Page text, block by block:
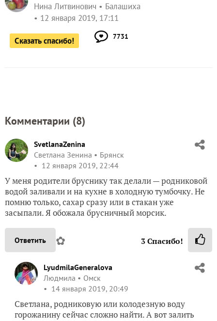
Нина Литвинович
Балашиха
12 января 2019, 17:11
Сказать спасибо! 7731
Комментарии (8)
SvetlanaZenina
Светлана Зенина
Брянск
12 января 2019, 22:44
У меня родители бруснику так делали — родниковой
водой заливали и на кухне в холодную тумбочку. Не
помню только, сахар сразу или в стакан уже
засыпали. Я обожала брусничный морсик.
Ответить ✿ 3Спасибо!
LyudmilaGeneralova
Людмила
Омск
14 января 2019, 20:49
Светлана, родниковую или колодезную воду
горожанину сейчас сложно найти. А вот залить